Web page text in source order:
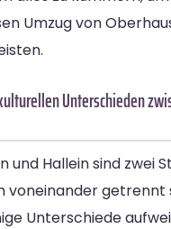
Umzug von
Unterschieden
und Hallein sind zwei
voneinander getrennt
Unterschiede